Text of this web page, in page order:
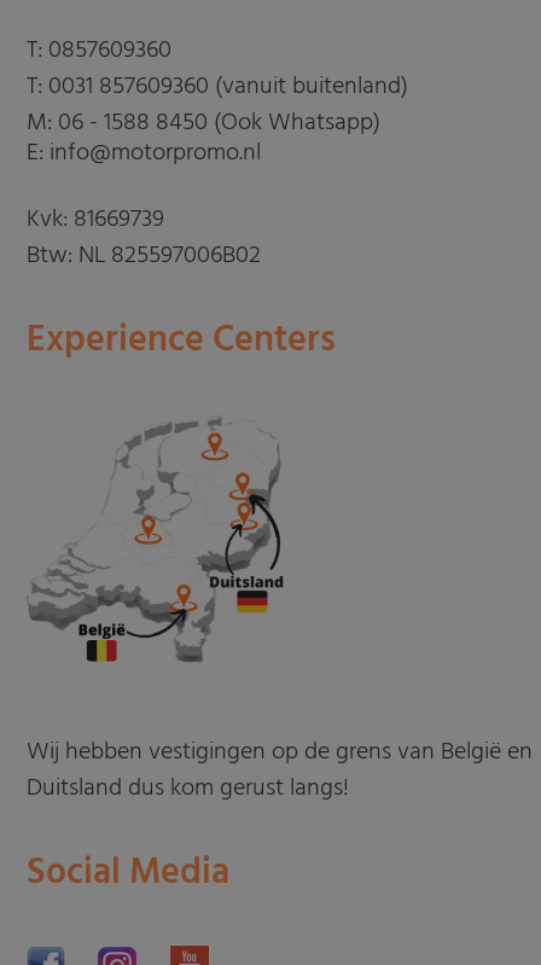
T: 0857609360
T: 0031 857609360 (vanuit buitenland)
M: 06 - 1588 8450 (Ook Whatsapp)
E: info@motorpromo.nl
Kvk: 81669739
Btw: NL 825597006B02
Experience Centers
Wij hebben vestigingen op de grens van België en
Duitsland dus kom gerust langs!
Social Media